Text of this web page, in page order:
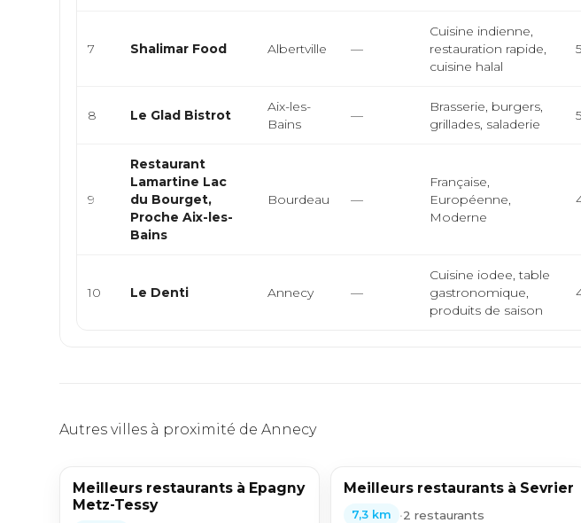
7 Shalimar Food Albertville —
Cuisine indienne,
restauration rapide,
cuisine halal
8 Le Glad Bistrot
Aix-les-
Bains
—
Brasserie, burgers,
grillades, saladerie
9
Restaurant
Lamartine Lac
du Bourget,
Proche Aix-les-
Bains
Bourdeau —
Française,
Européenne,
Moderne
10 Le Denti Annecy —
Cuisine iodee, table
gastronomique,
produits de saison
Autres villes à proximité de Annecy
Meilleurs restaurants à Epagny
Metz-Tessy
Meilleurs restaurants à Sevrier
7,3 km •2 restaurants